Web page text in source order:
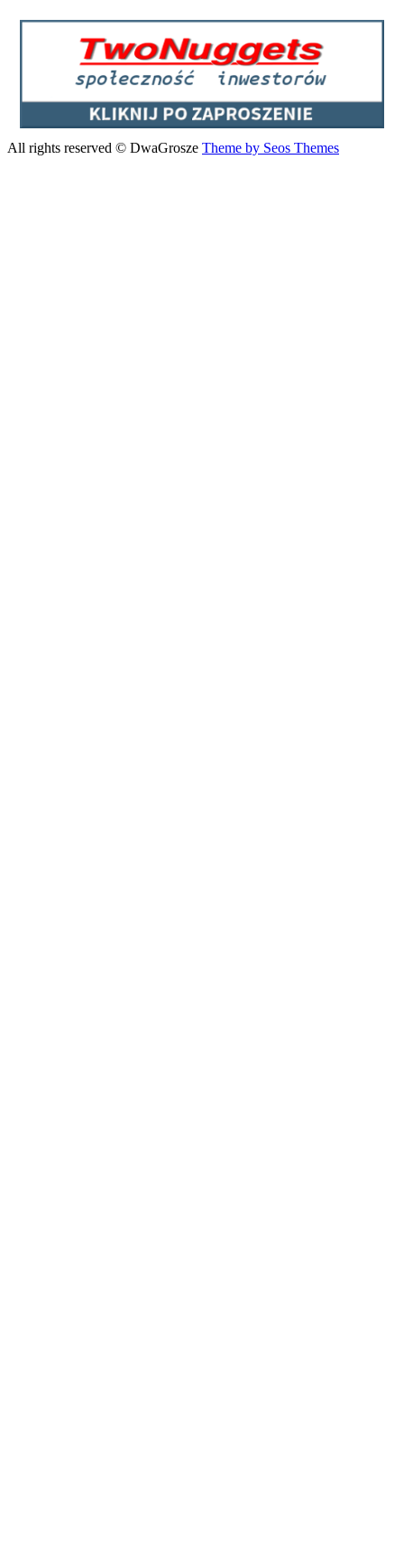
All rights reserved © DwaGrosze Theme by Seos Themes